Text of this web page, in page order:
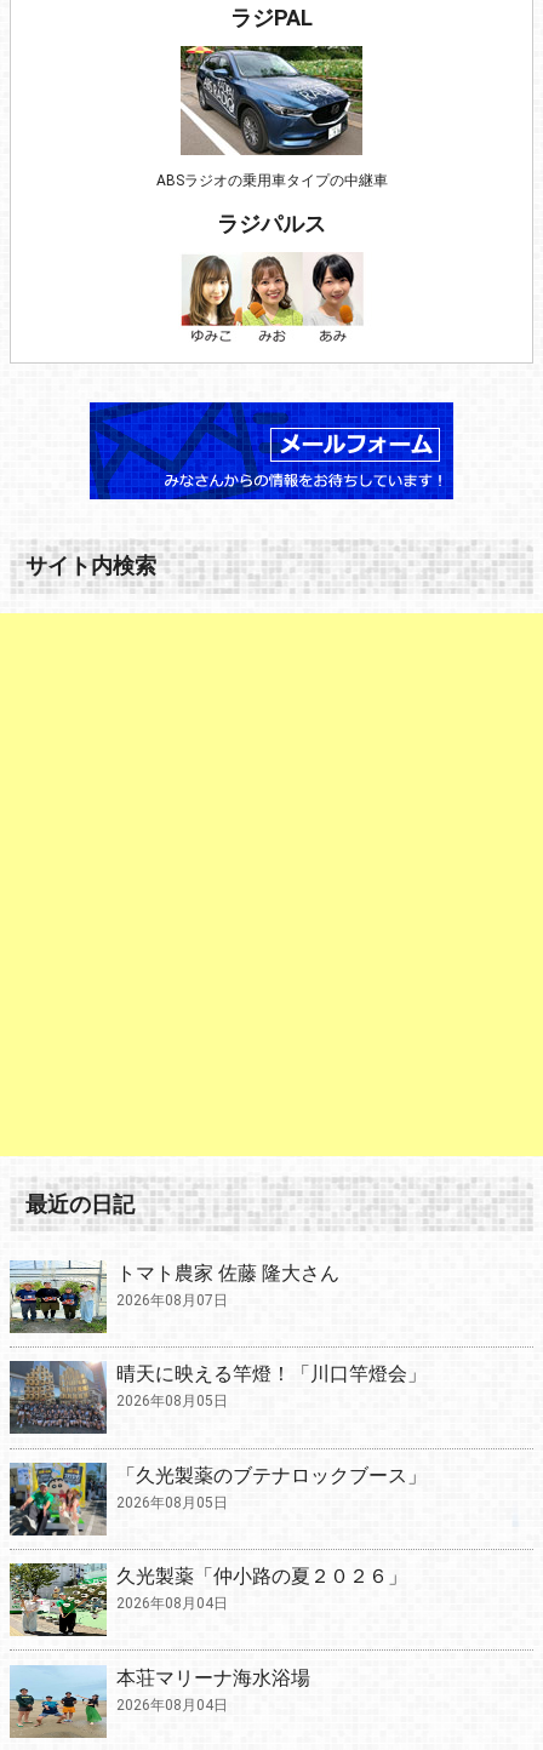
ラジPAL
ABSラジオの乗用車タイプの中継車
ラジパルス
サイト内検索
最近の日記
トマト農家 佐藤 隆大さん
2026年08月07日
晴天に映える竿燈！「川口竿燈会」
2026年08月05日
「久光製薬のブテナロックブース」
2026年08月05日
久光製薬「仲小路の夏２０２６」
2026年08月04日
本荘マリーナ海水浴場
2026年08月04日